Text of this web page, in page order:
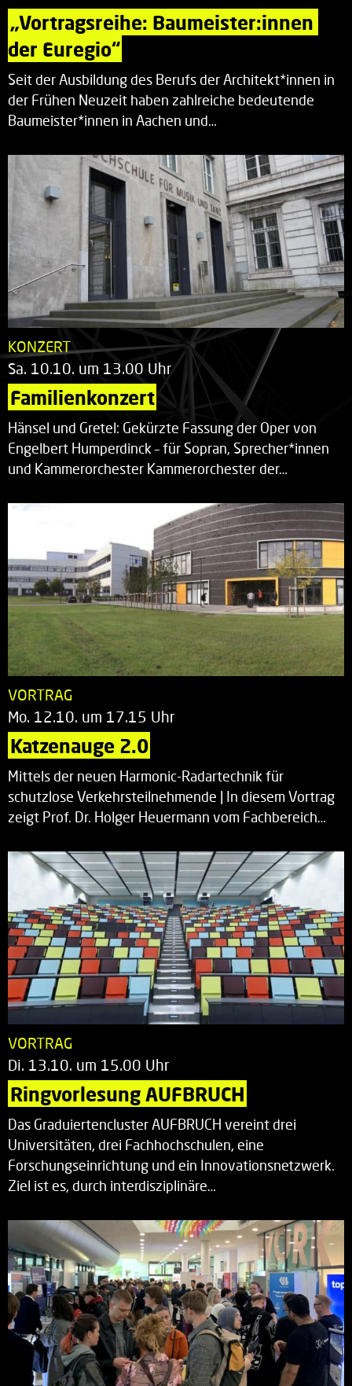
„Vortragsreihe: Baumeister:innen
der Euregio“
Seit der Ausbildung des Berufs der Architekt*innen in
der Frühen Neuzeit haben zahlreiche bedeutende
Baumeister*innen in Aachen und…
KONZERT
Sa. 10.10. um 13.00 Uhr
Familienkonzert
Hänsel und Gretel: Gekürzte Fassung der Oper von
Engelbert Humperdinck – für Sopran, Sprecher*innen
und Kammerorchester Kammerorchester der…
VORTRAG
Mo. 12.10. um 17.15 Uhr
Katzenauge 2.0
Mittels der neuen Harmonic-Radartechnik für
schutzlose Verkehrsteilnehmende | In diesem Vortrag
zeigt Prof. Dr. Holger Heuermann vom Fachbereich…
VORTRAG
Di. 13.10. um 15.00 Uhr
Ringvorlesung AUFBRUCH
Das Graduiertencluster AUFBRUCH vereint drei
Universitäten, drei Fachhochschulen, eine
Forschungseinrichtung und ein Innovationsnetzwerk.
Ziel ist es, durch interdisziplinäre…